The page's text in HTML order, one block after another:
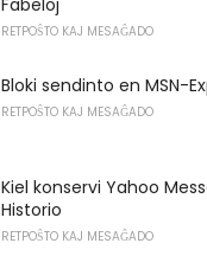
RETPOŜTO KAJ MESAĜADO
Bloki sendinto en MSN-
RETPOŜTO KAJ MESAĜADO
Kiel konservi Yahoo
Historio
RETPOŜTO KAJ MESAĜADO